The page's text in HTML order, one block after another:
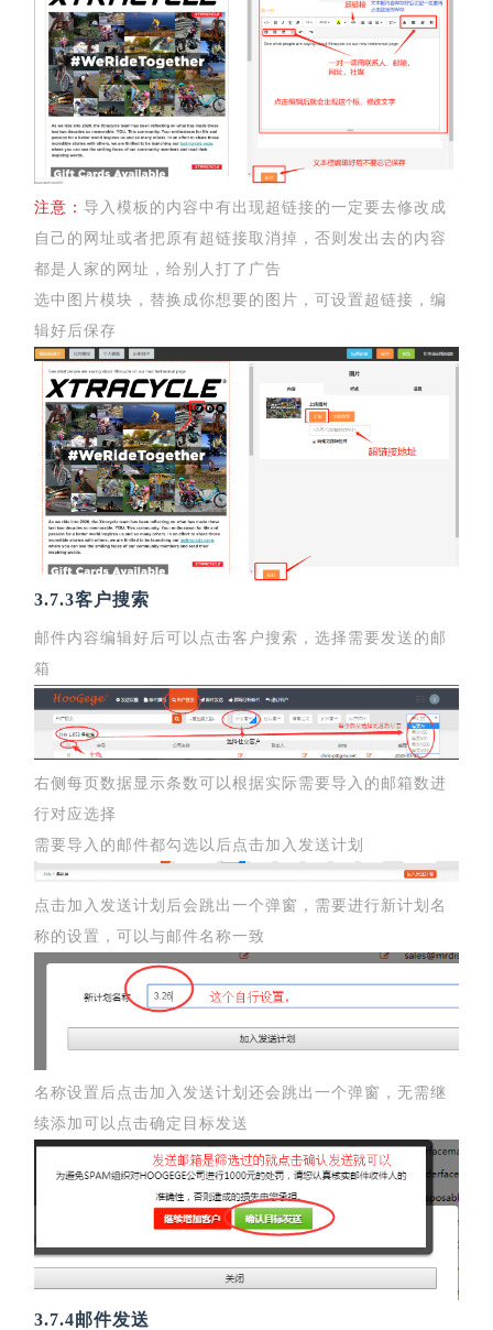
注意：导入模板的内容中有出现超链接的一定要去修改成
自己的网址或者把原有超链接取消掉，否则发出去的内容
都是人家的网址，给别人打了广告
选中图片模块，替换成你想要的图片，可设置超链接，编
辑好后保存
3.7.3客户搜索
邮件内容编辑好后可以点击客户搜索，选择需要发送的邮
箱
右侧每页数据显示条数可以根据实际需要导入的邮箱数进
行对应选择
需要导入的邮件都勾选以后点击加入发送计划
点击加入发送计划后会跳出一个弹窗，需要进行新计划名
称的设置，可以与邮件名称一致
名称设置后点击加入发送计划还会跳出一个弹窗，无需继
续添加可以点击确定目标发送
3.7.4邮件发送